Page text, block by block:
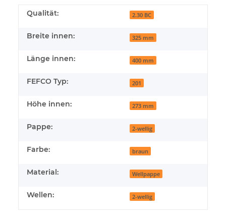
Qualität: 2.30 BC
Breite innen: 325 mm
Länge innen: 400 mm
FEFCO Typ: 201
Höhe innen: 273 mm
Pappe: 2-wellig
Farbe: braun
Material: Wellpappe
Wellen: 2-wellig